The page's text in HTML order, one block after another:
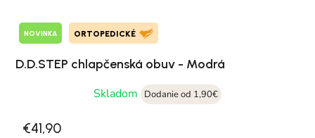
NOVINKA ORTOPEDICKÉ
D.D.STEP chlapčenská obuv - Modrá
Skladom
Dodanie od 1,90€
€41,90